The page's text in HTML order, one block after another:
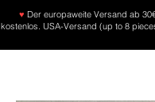
♥ Der europaweite Versand ab
kostenlos. USA-Versand (up to 8